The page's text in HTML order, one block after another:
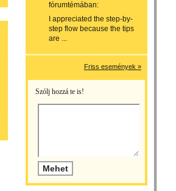
fórumtémában:
I appreciated the step-by-
step flow because the tips
are ...
Friss események »
Szólj hozzá te is!